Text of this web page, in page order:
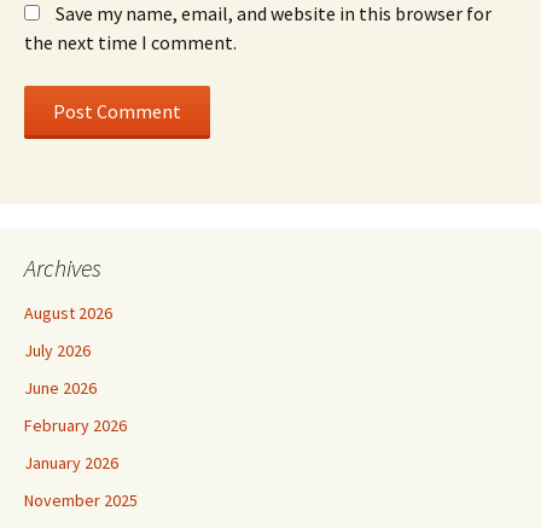
Save my name, email, and website in this browser for
the next time I comment.
Archives
August 2026
July 2026
June 2026
February 2026
January 2026
November 2025